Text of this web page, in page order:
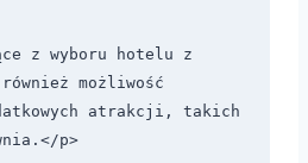
z wyboru hotelu z
również możliwość
atrakcji, takich
p>